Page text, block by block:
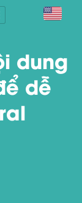
dung
dễ